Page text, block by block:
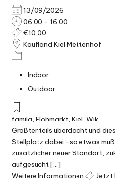
13/09/2026
06:00 - 16:00
€10,00
Kaufland Kiel Mettenhof
Indoor
Outdoor
famila, Flohmarkt, Kiel, Wik
Größtenteils überdacht und
Stellplatz dabei -so etwas muß
zusätzlicher neuer Standort,
aufgesucht [...]
Weitere Informationen
Jetzt